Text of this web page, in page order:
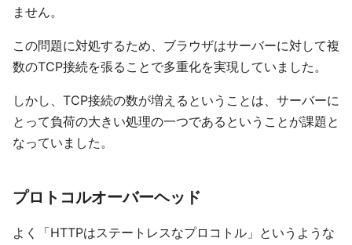
ません。
この問題に対処するため、ブラウザはサーバーに対して複
数のTCP接続を張ることで多重化を実現していました。
しかし、TCP接続の数が増えるということは、サーバーに
とって負荷の大きい処理の一つであるということが課題と
なっていました。
プロトコルオーバーヘッド
よく「HTTPはステートレスなプロコトル」というような